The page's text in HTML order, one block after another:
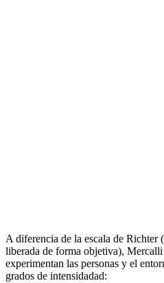
A diferencia de la escala de Richter
liberada de forma objetiva),
experimentan las personas y el
grados de intensidadad: